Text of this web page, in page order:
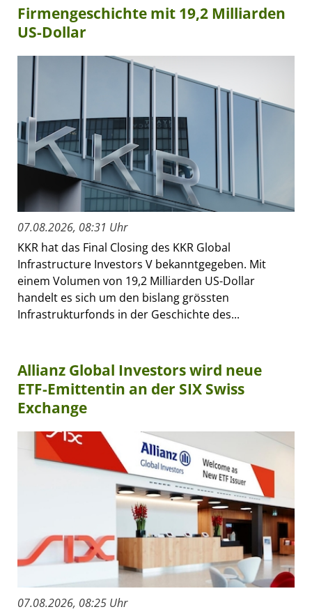
Firmengeschichte mit 19,2 Milliarden
US-Dollar
07.08.2026, 08:31 Uhr
KKR hat das Final Closing des KKR Global
Infrastructure Investors V bekanntgegeben. Mit
einem Volumen von 19,2 Milliarden US-Dollar
handelt es sich um den bislang grössten
Infrastrukturfonds in der Geschichte des...
Allianz Global Investors wird neue
ETF-Emittentin an der SIX Swiss
Exchange
07.08.2026, 08:25 Uhr